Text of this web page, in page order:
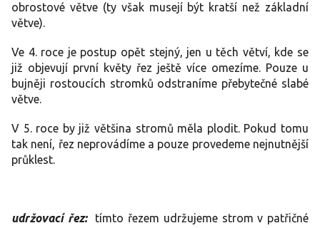
obrostové větve (ty však musejí být kratší než základní
větve).
Ve 4. roce je postup opět stejný, jen u těch větví, kde se
již objevují první květy řez ještě více omezíme. Pouze u
bujněji rostoucích stromků odstraníme přebytečné slabé
větve.
V 5. roce by již většina stromů měla plodit. Pokud tomu
tak není, řez neprovádíme a pouze provedeme nejnutnější
průklest.
udržovací řez:
tímto řezem udržujeme strom v patřičné